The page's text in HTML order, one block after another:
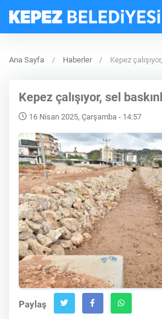
Ana Sayfa Haberler Kepez
Kepez çalışıyor, sel
16 Nisan 2025, Çarşamba - 14:57
Paylaş